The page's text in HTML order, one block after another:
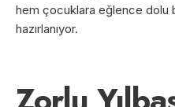
hem çocuklara eğlence dolu
hazırlanıyor.